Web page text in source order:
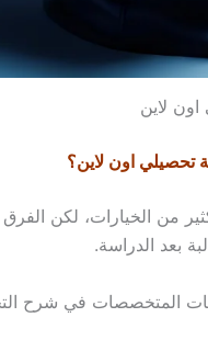
لاين
تحصيلي اون لاين؟
من الخيارات، لكن
بعد الدراسة.
المتخصصات في شرح